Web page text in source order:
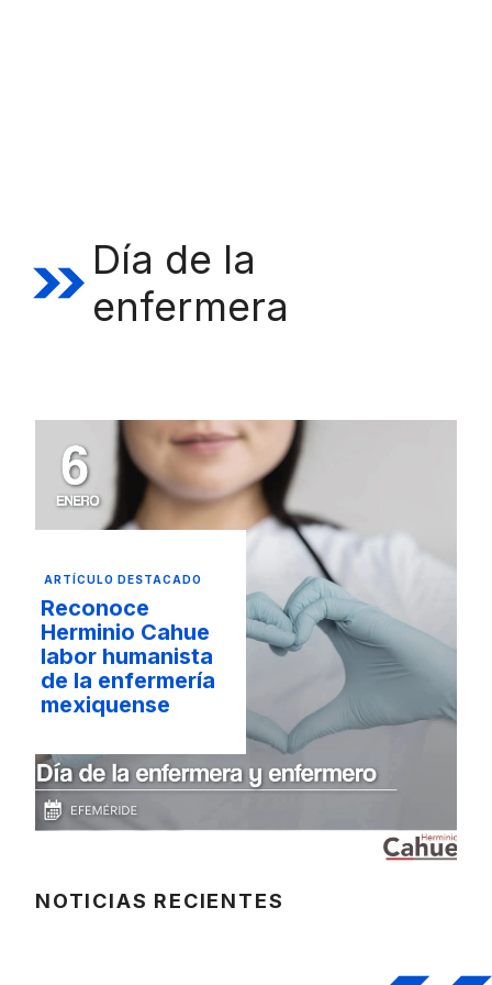
Día de la
enfermera
ARTÍCULO DESTACADO
Reconoce
Herminio Cahue
labor humanista
de la enfermería
mexiquense
NOTICIAS RECIENTES